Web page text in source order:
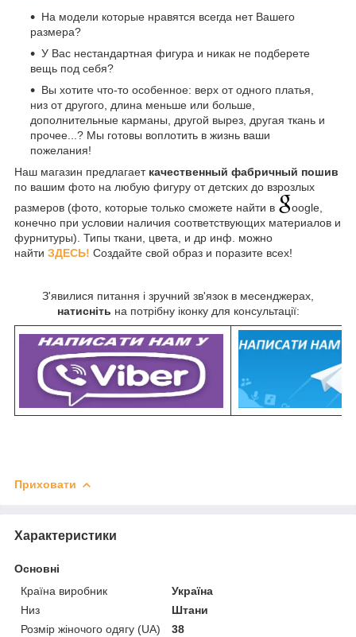
На модели которые нравятся всегда нет Вашего
размера?
У Вас нестандартная фигура и никак не подберете
вещь под себя?
Вы хотите что-то особенное: верх от одного платья,
низ от другого, длина меньше или больше,
дополнительные карманы, другой вырез, другая ткань и
прочее...? Мы готовы воплотить в жизнь ваши
пожелания!
Наш магазин предлагает качественный фабричный пошив
по вашим фото на любую фигуру от детских до взрозлых
размеров (фото, которые только сможете найти в
oogle,
конечно при условии наличия соответствующих материалов и
фурнитуры). Типы ткани, цвета, и др инф. можно
найти ЗДЕСЬ! Создайте свой образ и поразите всех!
З'явилися питання і зручний зв'язок в месенджерах,
натисніть на потрібну іконку для консультації:
Приховати
Характеристики
Основні
Країна виробник
Україна
Низ
Штани
Розмір жіночого одягу (UA)
38